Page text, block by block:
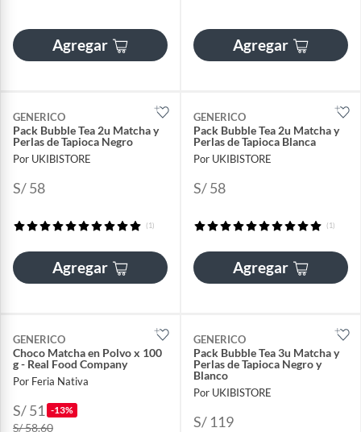
Agregar Agregar
GENERICO
Pack Bubble Tea 2u Matcha y
Perlas de Tapioca Negro
Por UKIBISTORE
S/ 58
(1)
Agregar
GENERICO
Pack Bubble Tea 2u Matcha y
Perlas de Tapioca Blanca
Por UKIBISTORE
S/ 58
(1)
Agregar
GENERICO
Choco Matcha en Polvo x 100
g - Real Food Company
Por Feria Nativa
S/ 51 -13%
S/ 58.60
GENERICO
Pack Bubble Tea 3u Matcha y
Perlas de Tapioca Negro y
Blanco
Por UKIBISTORE
S/ 119